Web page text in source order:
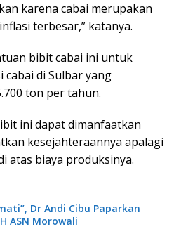
karena cabai merupakan
terbesar,” katanya.
bibit cabai ini untuk
di Sulbar yang
ton per tahun.
ini dapat dimanfaatkan
kesejahteraannya apalagi
atas biaya produksinya.
Dr Andi Cibu Paparkan
ASN Morowali